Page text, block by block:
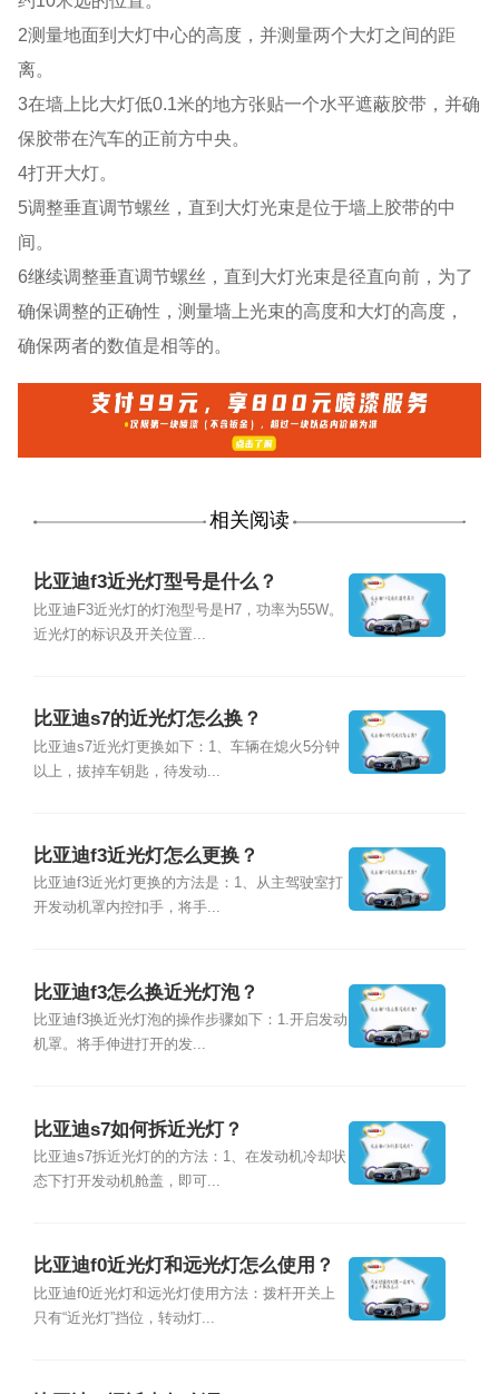
2测量地面到大灯中心的高度，并测量两个大灯之间的距
离。
3在墙上比大灯低0.1米的地方张贴一个水平遮蔽胶带，并确
保胶带在汽车的正前方中央。
4打开大灯。
5调整垂直调节螺丝，直到大灯光束是位于墙上胶带的中
间。
6继续调整垂直调节螺丝，直到大灯光束是径直向前，为了
确保调整的正确性，测量墙上光束的高度和大灯的高度，
确保两者的数值是相等的。
相关阅读
比亚迪f3近光灯型号是什么？
比亚迪F3近光灯的灯泡型号是H7，功率为55W。
近光灯的标识及开关位置...
比亚迪s7的近光灯怎么换？
比亚迪s7近光灯更换如下：1、车辆在熄火5分钟
以上，拔掉车钥匙，待发动...
比亚迪f3近光灯怎么更换？
比亚迪f3近光灯更换的方法是：1、从主驾驶室打
开发动机罩内控扣手，将手...
比亚迪f3怎么换近光灯泡？
比亚迪f3换近光灯泡的操作步骤如下：1.开启发动
机罩。将手伸进打开的发...
比亚迪s7如何拆近光灯？
比亚迪s7拆近光灯的的方法：1、在发动机冷却状
态下打开发动机舱盖，即可...
比亚迪f0近光灯和远光灯怎么使用？
比亚迪f0近光灯和远光灯使用方法：拨杆开关上
只有“近光灯”挡位，转动灯...